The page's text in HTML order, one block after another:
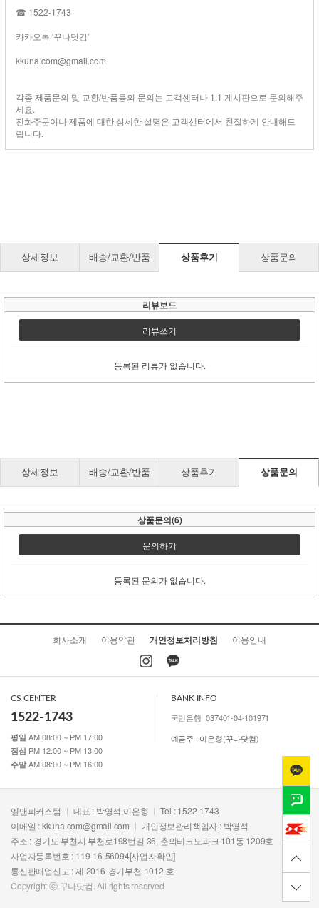
☎ 1522-1743
카카오톡 '꾸나닷컴'
kkuna.com@gmail.com
각종 제품문의 및 교환/반품등의 문의는 고객센터나 1:1 게시판으로 문의해주
세요.
전화주문이나 제품에 대한 상세한 설명은 고객센터에서 친절하게 안내해드
립니다.
상세정보 배송/교환/반품 상품후기 상품문의
리뷰보드
리뷰쓰기
등록된 리뷰가 없습니다.
상세정보 배송/교환/반품 상품후기 상품문의
상품문의(6)
문의하기
등록된 문의가 없습니다.
회사소개 이용약관 개인정보처리방침 이용안내
CS CENTER
1522-1743
평일 AM 08:00 ~ PM 17:00
점심 PM 12:00 ~ PM 13:00
주말 AM 08:00 ~ PM 16:00
BANK INFO
국민은행 037401-04-101971
예금주 : 이은형(꾸나닷컴)
엘앤피커스텀 대표 : 박영석,이은형
Tel : 1522-1743
이메일 :kkuna.com@gmail.com
개인정보관리책임자 : 박영석
주소 : 경기도 부천시 부천로198번길 36, 춘의테크노파크 101동 1209호
사업자등록번호 : 119-16-56094[사업자확인]
통신판매업신고 : 제 2016-경기부천-1012 호
Copyright ⓒ 꾸나닷컴. All rights reserved